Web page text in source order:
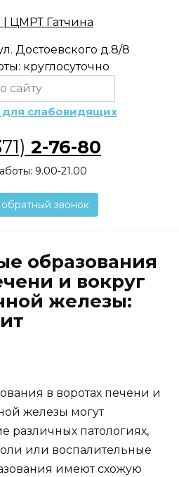
Достоевского д.8/8
круглосуточно
для слабовидящих
2-76-80
9.00-21.00
обратный звонок
образования
и вокруг
железы:
в воротах печени и
железы могут
различных патологиях,
или воспалительные
имеют схожую